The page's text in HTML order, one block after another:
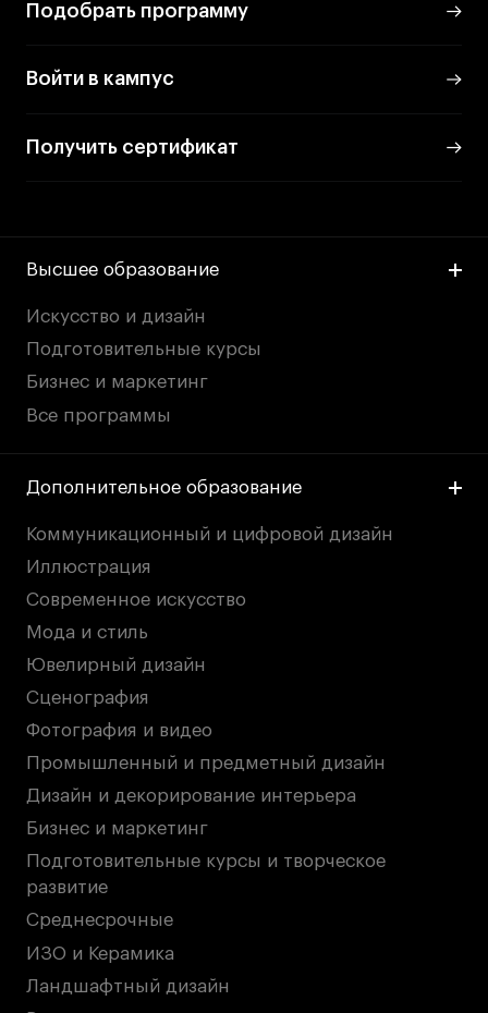
© 2026 БВШД
Публичная оферта
Кредит на образование с господдержкой
Университет»
Подобрать программу
Войти в кампус
Получить сертификат
Высшее образование
Искусство и дизайн
Подготовительные курсы
Бизнес и маркетинг
Все программы
Дополнительное образование
Коммуникационный и цифровой дизайн
Иллюстрация
Современное искусство
Мода и стиль
Ювелирный дизайн
Сценография
Фотография и видео
Промышленный и предметный дизайн
Дизайн и декорирование интерьера
Бизнес и маркетинг
Подготовительные курсы и творческое
развитие
Среднесрочные
ИЗО и Керамика
Ландшафтный дизайн